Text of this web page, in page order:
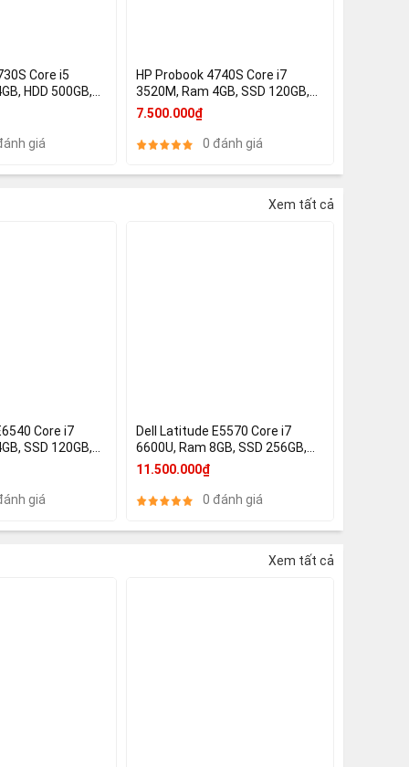
Core i5
HDD 500GB,
7470M
giá
HP Probook 4740S Core i7
3520M, Ram 4GB, SSD 120GB,
17.3 inch, HD Graphics 4000 +
AMD Radeon HD 7650M
7.500.000₫
0 đánh giá
Xem tất cả
Core i7
4600
giá
Dell Latitude E5570 Core i7
6600U, Ram 8GB, SSD 256GB,
15.6 Inch, HD Graphics 520+
AMD Radeon R7 M360 2GB
11.500.000₫
0 đánh giá
Xem tất cả